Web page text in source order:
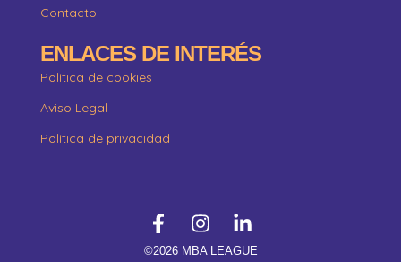
Contacto
ENLACES DE INTERÉS
Política de cookies
Aviso Legal
Política de privacidad
©2026 MBA LEAGUE